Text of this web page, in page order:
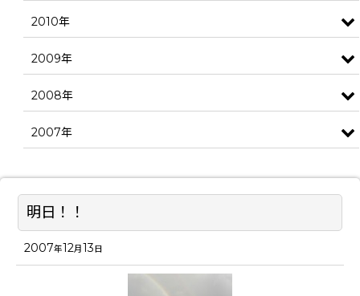
明日！！
2007年12月13日
2010年
2009年
2008年
2007年